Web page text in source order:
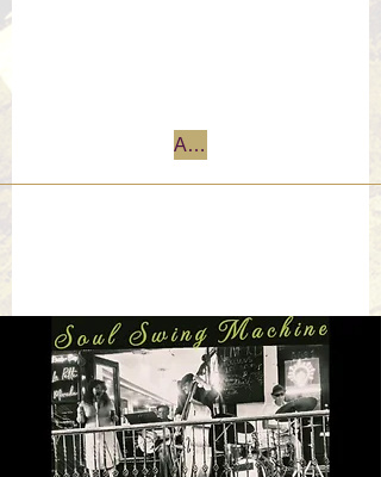
Accueil